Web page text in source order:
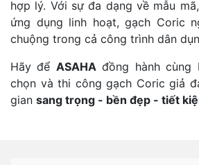
hợp lý. Với sự đa dạng về mẫu
ứng dụng linh hoạt, gạch Coric
chuộng trong cả công trình dân
Hãy để ASAHA đồng hành cùng
chọn và thi công gạch Coric giả
gian sang trọng - bền đẹp - tiết